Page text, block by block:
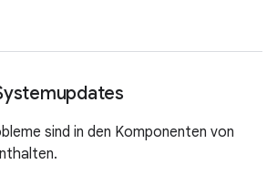
sind in den Komponenten von